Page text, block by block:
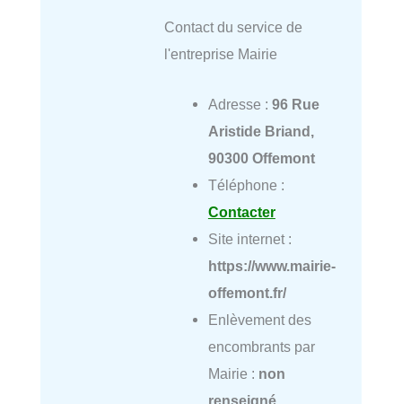
Contact du service de
l'entreprise Mairie
Adresse : 96 Rue
Aristide Briand,
90300 Offemont
Téléphone :
Contacter
Site internet :
https://www.mairie-
offemont.fr/
Enlèvement des
encombrants par
Mairie : non
renseigné